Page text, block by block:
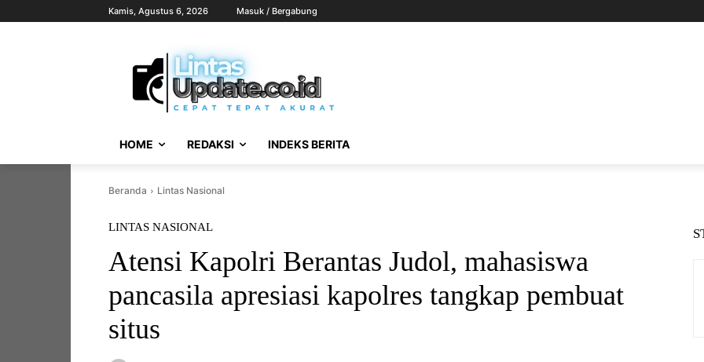
Kamis, Agustus 6, 2026 Masuk / Bergabung
HOME REDAKSI INDEKS BERITA
Beranda Lintas Nasional
LINTAS NASIONAL
Atensi Kapolri Berantas Judol, mahasiswa
pancasila apresiasi kapolres tangkap pembuat
situs